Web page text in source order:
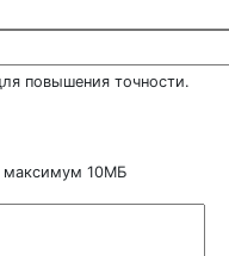
повышения точности.
максимум 10МБ